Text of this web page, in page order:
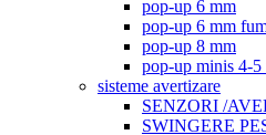
pop-up 6 mm
pop-up 6 mm
pop-up 8 mm
pop-up minis 4-5
sisteme avertizare
SENZORI /
SWINGERE